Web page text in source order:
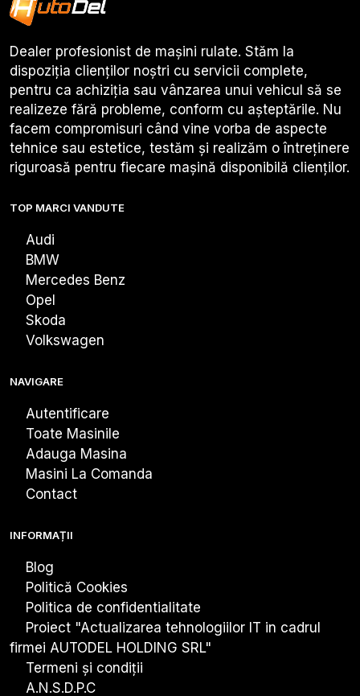
Dealer profesionist de mașini rulate. Stăm la
dispoziția clienților noștri cu servicii complete,
pentru ca achiziția sau vânzarea unui vehicul să se
realizeze fără probleme, conform cu așteptările. Nu
facem compromisuri când vine vorba de aspecte
tehnice sau estetice, testăm și realizăm o întreținere
riguroasă pentru fiecare mașină disponibilă clienților.
TOP MARCI VANDUTE
Audi
BMW
Mercedes Benz
Opel
Skoda
Volkswagen
NAVIGARE
Autentificare
Toate Masinile
Adauga Masina
Masini La Comanda
Contact
INFORMAȚII
Blog
Politică Cookies
Politica de confidentialitate
Proiect "Actualizarea tehnologiiIor IT in cadrul
firmei AUTODEL HOLDING SRL"
Termeni și condiții
A.N.S.D.P.C